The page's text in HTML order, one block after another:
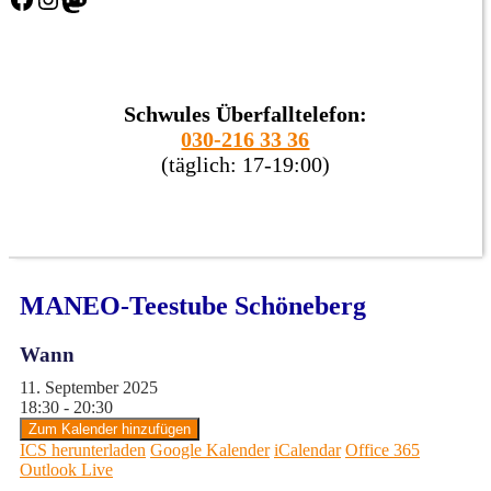
Schwules Überfalltelefon:
030-216 33 36
(täglich: 17-19:00)
MANEO-Teestube Schöneberg
Wann
11. September 2025
18:30 - 20:30
Zum Kalender hinzufügen
ICS herunterladen Google Kalender iCalendar Office 365
Outlook Live